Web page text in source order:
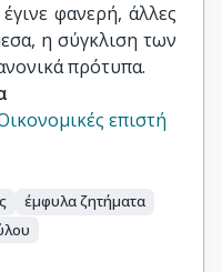
φανερή, άλλες
η σύγκλιση των
πρότυπα.
επιστή
έμφυλα ζητήματα